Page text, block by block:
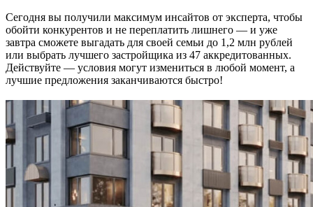
Сегодня вы получили максимум инсайтов от эксперта, чтобы
обойти конкурентов и не переплатить лишнего — и уже
завтра сможете выгадать для своей семьи до 1,2 млн рублей
или выбрать лучшего застройщика из 47 аккредитованных.
Действуйте — условия могут измениться в любой момент, а
лучшие предложения заканчиваются быстро!